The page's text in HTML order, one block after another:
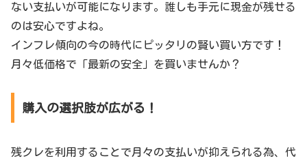
ない支払いが可能になります。誰しも手元に現金が残せる
のは安心ですよね。
インフレ傾向の今の時代にピッタリの賢い買い方です！
月々低価格で「最新の安全」を買いませんか？
購入の選択肢が広がる！
残クレを利用することで月々の支払いが抑えられる為、代